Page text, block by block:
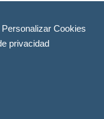
Personalizar Cookies
privacidad